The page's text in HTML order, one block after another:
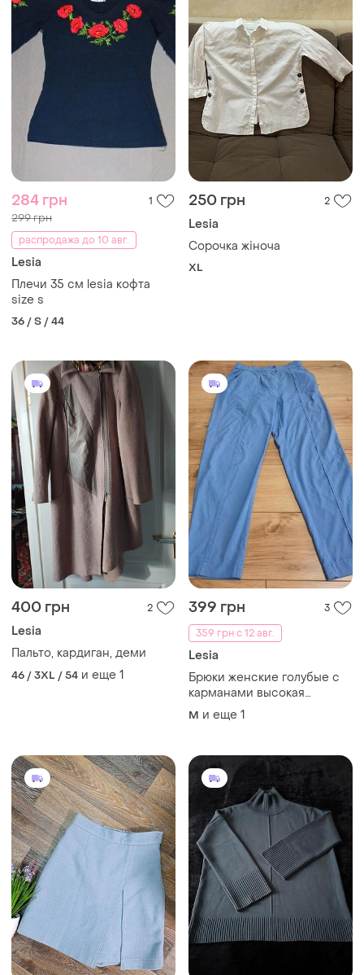
284 грн 1
299 грн
распродажа до 10 авг.
Lesia
Плечи 35 см lesia кофта
size s
36 / S / 44
250 грн 2
Lesia
Сорочка жіноча
XL
400 грн 2
Lesia
Пальто, кардиган, деми
46 / 3XL / 54 и еще 1
399 грн
3
359 грн с 12 авг.
Lesia
Брюки женские голубые с
карманами высокая
посадка, штаны женские
M и еще 1